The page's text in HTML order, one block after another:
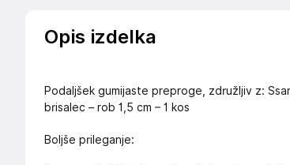
Opis izdelka
Podaljšek gumijaste preproge, združljiv z:
brisalec – rob 1,5 cm – 1 kos
Boljše prileganje: